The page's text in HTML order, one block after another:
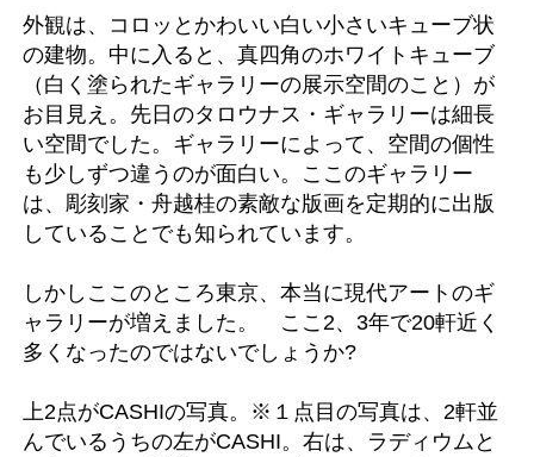
外観は、コロッとかわいい白い小さいキューブ状
の建物。中に入ると、真四角のホワイトキューブ
（白く塗られたギャラリーの展示空間のこと）が
お目見え。先日のタロウナス・ギャラリーは細長
い空間でした。ギャラリーによって、空間の個性
も少しずつ違うのが面白い。ここのギャラリー
は、彫刻家・舟越桂の素敵な版画を定期的に出版
していることでも知られています。
しかしここのところ東京、本当に現代アートのギ
ャラリーが増えました。 ここ2、3年で20軒近く
多くなったのではないでしょうか?
上2点がCASHIの写真。※１点目の写真は、2軒並
んでいるうちの左がCASHI。右は、ラディウムと